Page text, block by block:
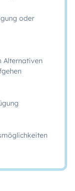
oder
Alternativen